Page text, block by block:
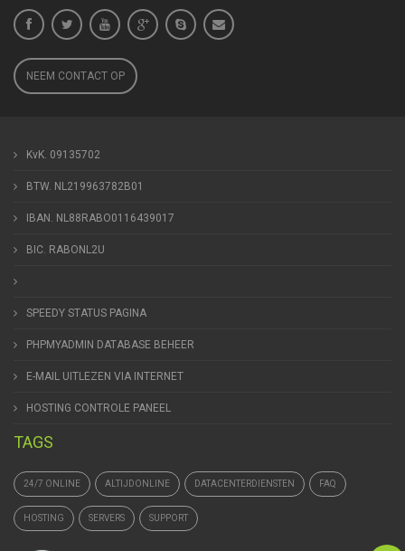
NEEM CONTACT OP
KvK. 09135702
BTW. NL219963782B01
IBAN. NL88RABO0116439017
BIC. RABONL2U
SPEEDY STATUS PAGINA
PHPMYADMIN DATABASE BEHEER
E-MAIL UITLEZEN VIA INTERNET
HOSTING CONTROLE PANEEL
TAGS
24/7 ONLINE ALTIJDONLINE DATACENTERDIENSTEN FAQ
HOSTING SERVERS SUPPORT